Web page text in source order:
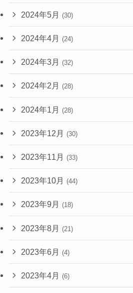
2024年5月 (30)
2024年4月 (24)
2024年3月 (32)
2024年2月 (28)
2024年1月 (28)
2023年12月 (30)
2023年11月 (33)
2023年10月 (44)
2023年9月 (18)
2023年8月 (21)
2023年6月 (4)
2023年4月 (6)